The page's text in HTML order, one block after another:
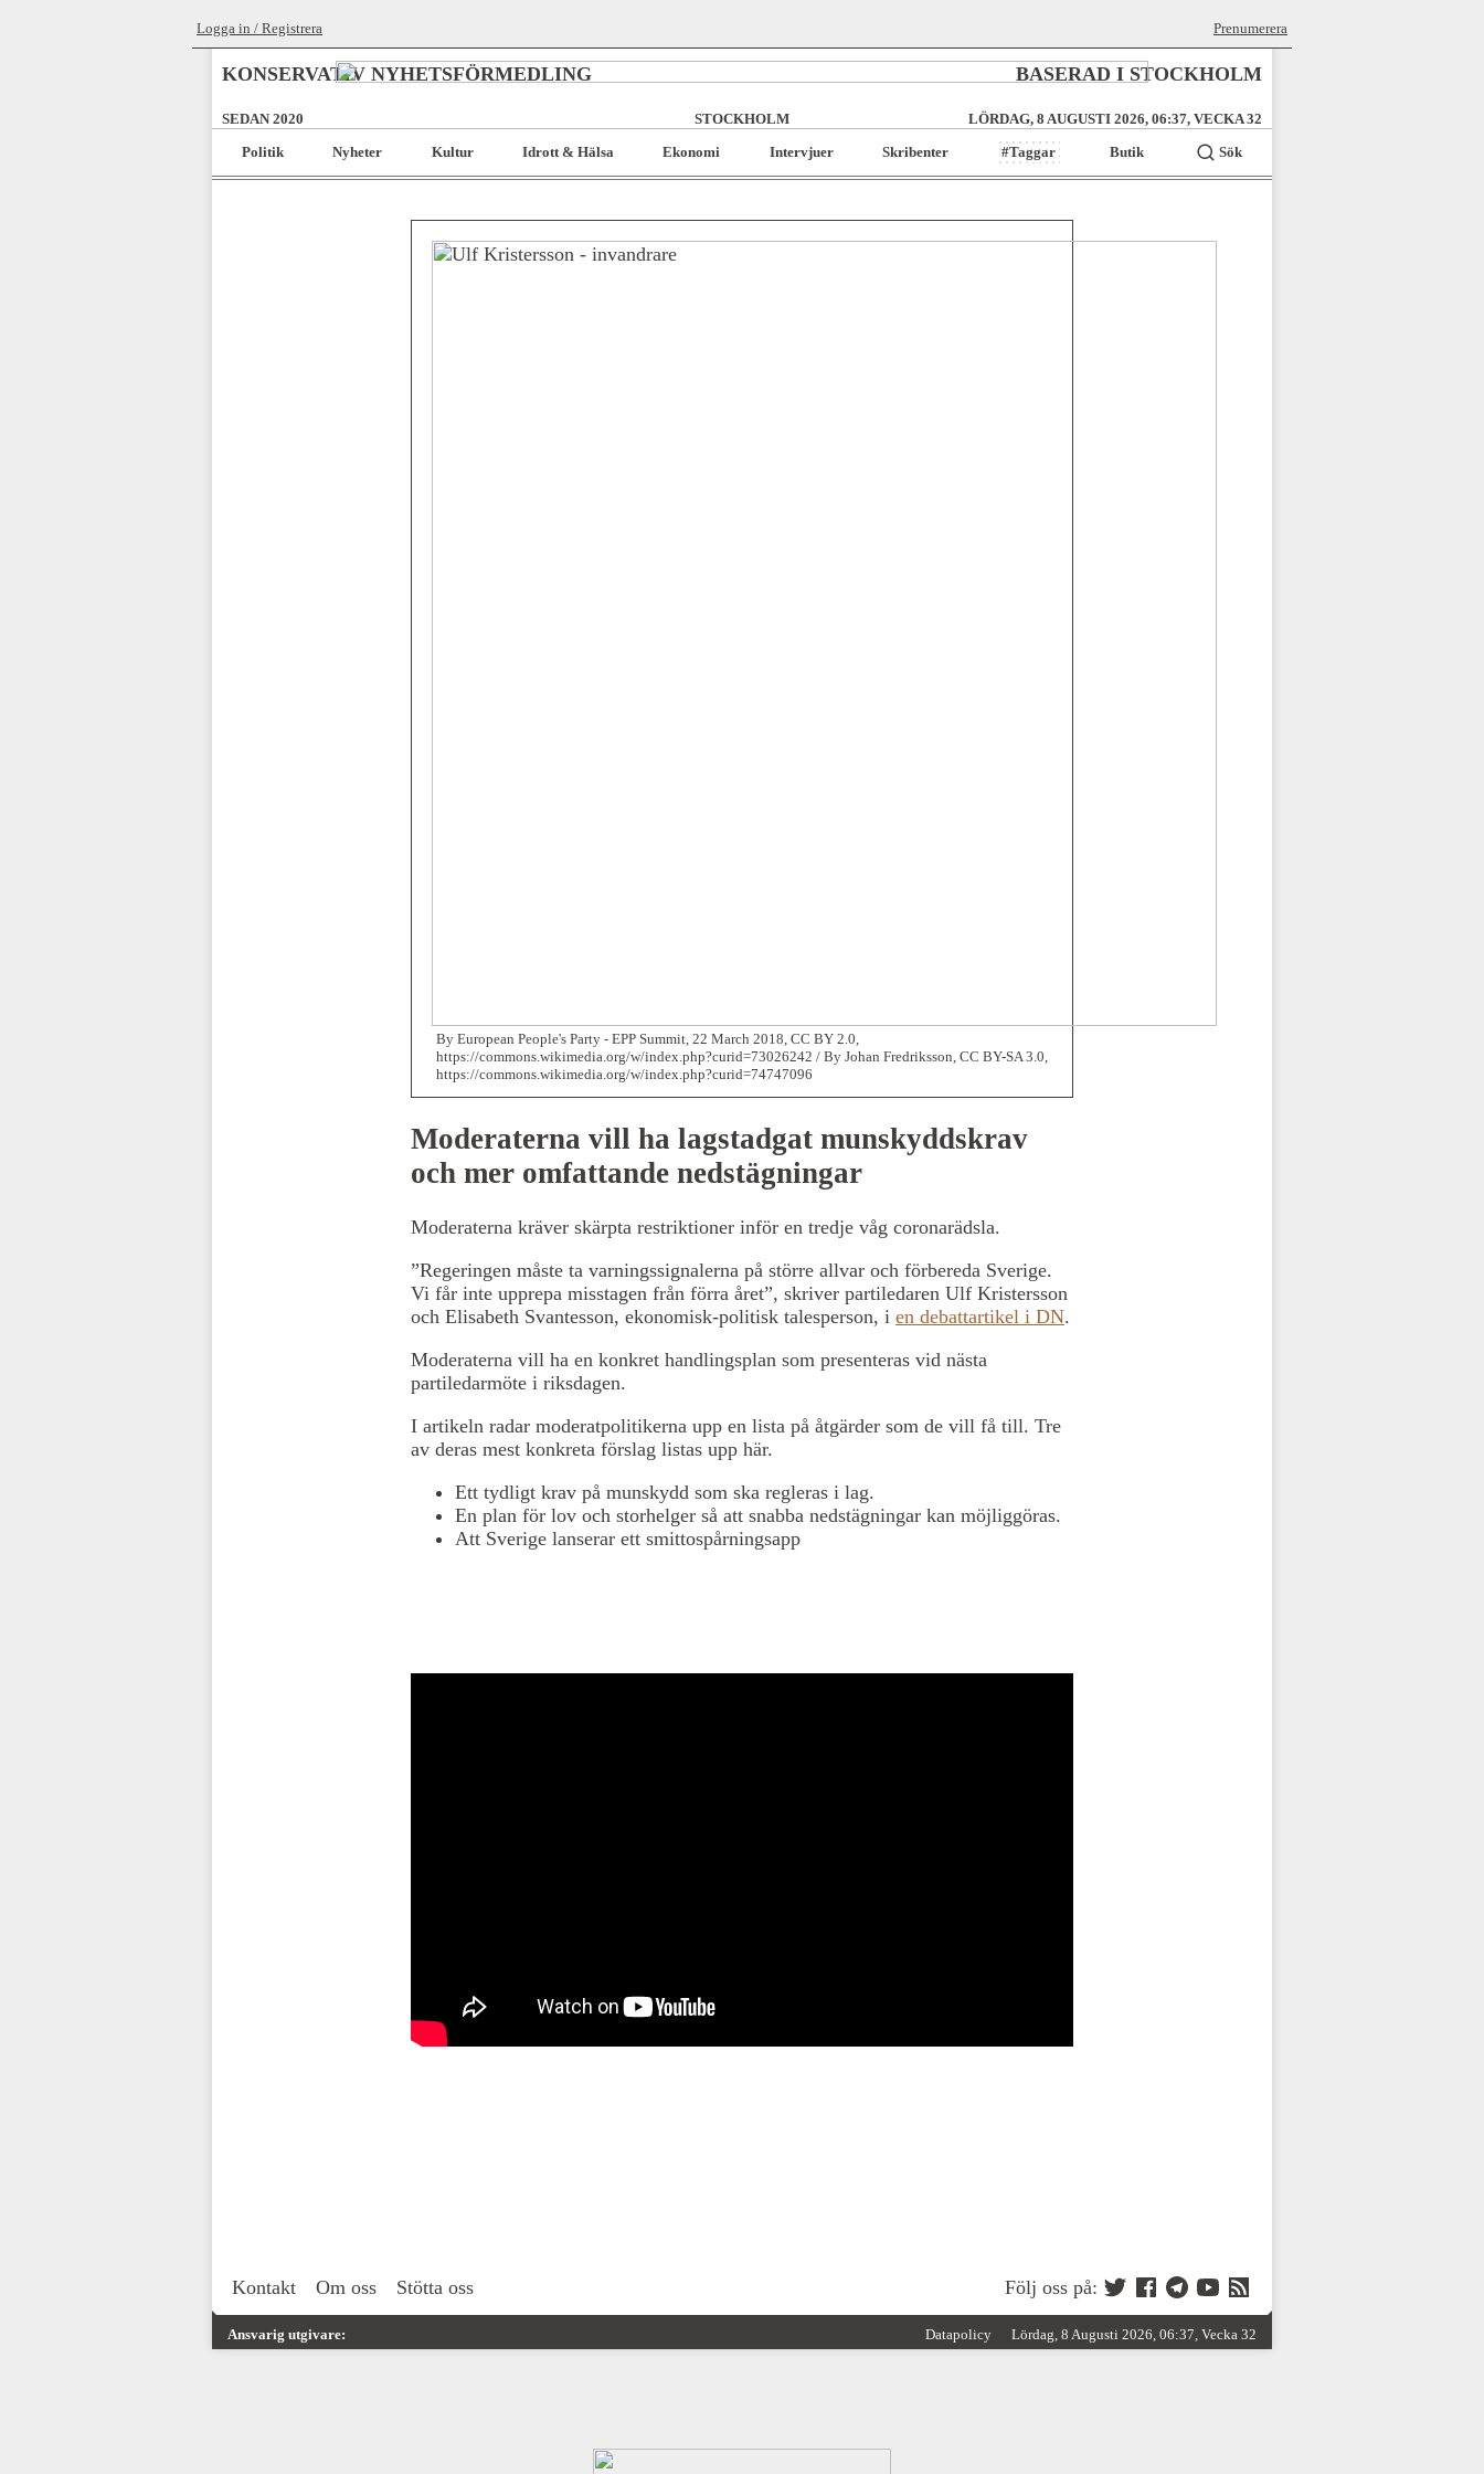
Logga in / Registrera Prenumerera
KONSERVATIV NYHETSFÖRMEDLING BASERAD I STOCKHOLM
SEDAN 2020 STOCKHOLM
LÖRDAG, 8 AUGUSTI 2026, 06:37, VECKA 32
Politik
Nyheter Kultur Idrott & Hälsa Ekonomi Intervjuer Skribenter #Taggar Butik Sök
By European People's Party - EPP Summit, 22 March 2018, CC BY 2.0,
https://commons.wikimedia.org/w/index.php?curid=73026242 / By Johan Fredriksson, CC BY-SA 3.0,
https://commons.wikimedia.org/w/index.php?curid=74747096
Moderaterna vill ha lagstadgat munskyddskrav
och mer omfattande nedstägningar
Moderaterna kräver skärpta restriktioner inför en tredje våg coronarädsla.
”Regeringen måste ta varningssignalerna på större allvar och förbereda Sverige.
Vi får inte upprepa misstagen från förra året”, skriver partiledaren Ulf Kristersson
och Elisabeth Svantesson, ekonomisk-politisk talesperson, i en debattartikel i DN.
Moderaterna vill ha en konkret handlingsplan som presenteras vid nästa
partiledarmöte i riksdagen.
I artikeln radar moderatpolitikerna upp en lista på åtgärder som de vill få till. Tre
av deras mest konkreta förslag listas upp här.
Ett tydligt krav på munskydd som ska regleras i lag.
En plan för lov och storhelger så att snabba nedstägningar kan möjliggöras.
Att Sverige lanserar ett smittospårningsapp
Kontakt Om oss Stötta oss Följ oss på:
Ansvarig utgivare: Datapolicy Lördag, 8 Augusti 2026, 06:37, Vecka 32